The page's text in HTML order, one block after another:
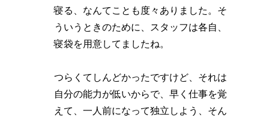
寝る、なんてことも度々ありました。そ
ういうときのために、スタッフは各自、
寝袋を用意してましたね。
つらくてしんどかったですけど、それは
自分の能力が低いからで、早く仕事を覚
えて、一人前になって独立しよう、そん